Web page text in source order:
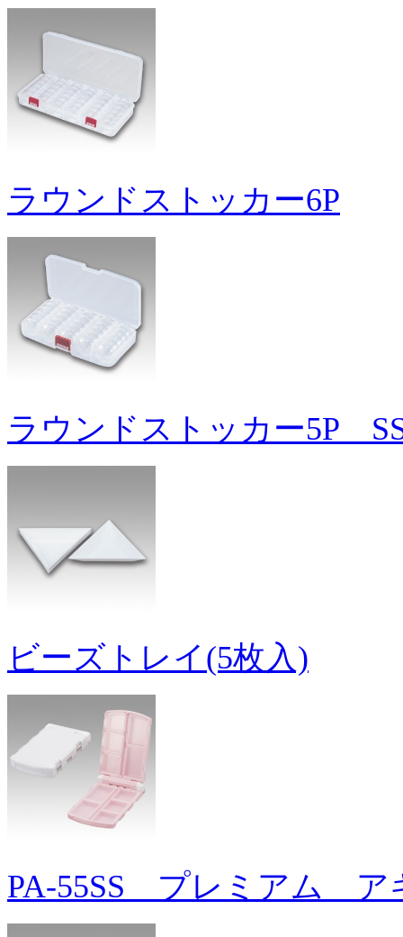
ラウンドストッカー6P
ラウンドストッカー5P
ビーズトレイ(5枚入)
PA-55SS プレミアム ア